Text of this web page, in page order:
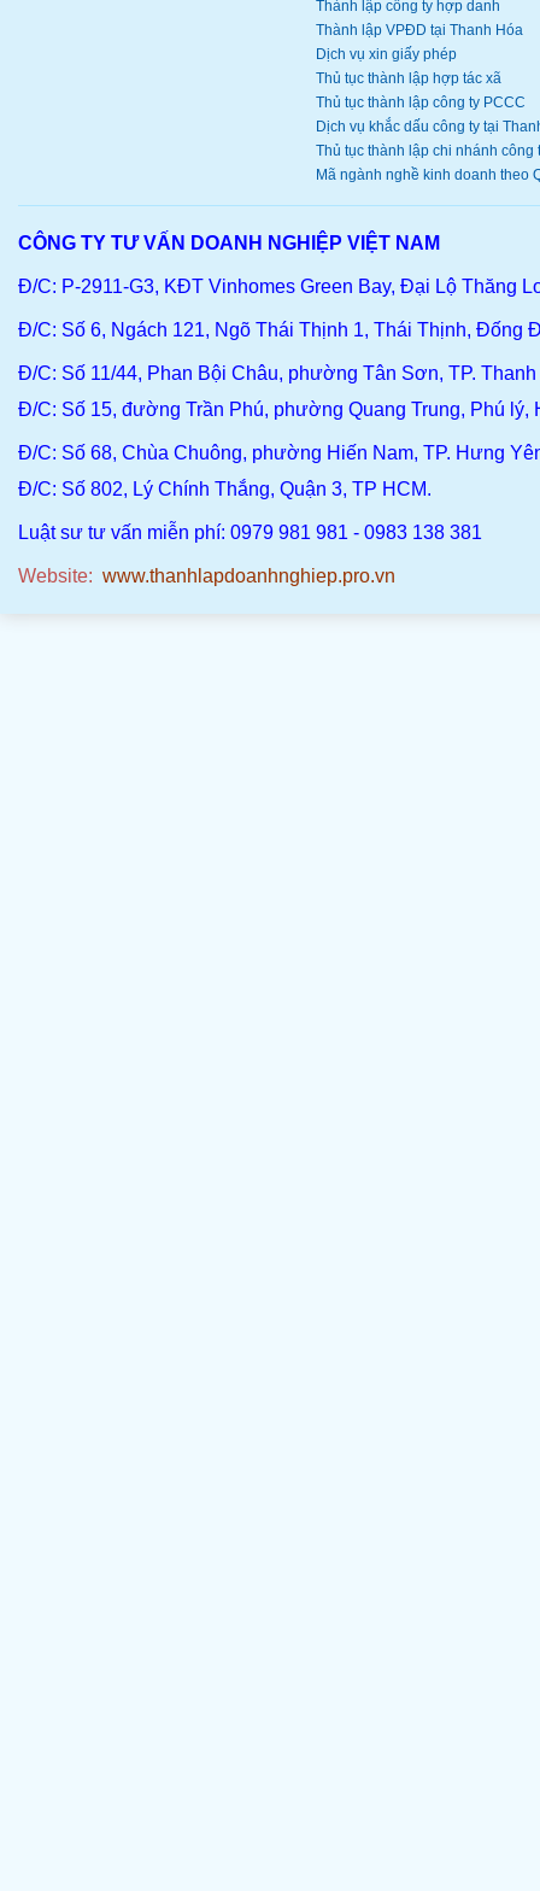
Thành lập công ty hợp danh
Thành lập VPĐD tại Thanh Hóa
Dịch vụ xin giấy phép
Thủ tục thành lập hợp tác xã
Thủ tục thành lập công ty PCCC
Dịch vụ khắc dấu công ty tại
Thủ tục thành lập chi nhánh công
Mã ngành nghề kinh doanh theo
CÔNG TY TƯ VẤN DOANH NGHIỆP VIỆT NAM
Đ/C: P-2911-G3, KĐT Vinhomes Green Bay, Đại Lộ Thăng
Đ/C: Số 6, Ngách 121, Ngõ Thái Thịnh 1, Thái Thịnh, Đống
Đ/C: Số 11/44, Phan Bội Châu, phường Tân Sơn, TP.
Đ/C: Số 15, đường Trần Phú, phường Quang Trung, Phú lý,
Đ/C: Số 68, Chùa Chuông, phường Hiến Nam, TP. Hưng
Đ/C: Số 802, Lý Chính Thắng, Quận 3, TP HCM.
Luật sư tư vấn miễn phí: 0979 981 981 - 0983 138 381
Website: www.thanhlapdoanhnghiep.pro.vn